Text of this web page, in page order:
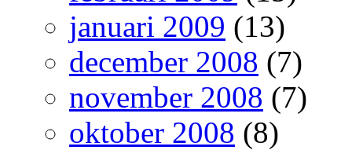
januari 2009 (13)
december 2008 (7)
november 2008 (7)
oktober 2008 (8)